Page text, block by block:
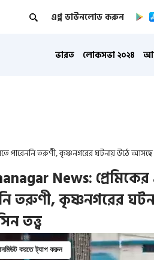
এপ্প ডাউনলোড করুন
ভারত লোকসভা ২০২৪
পারেননি তরুণী, কৃষ্ণনগরের ঘটনায় উঠে আসছে
News:
তরুণী, কৃষ্ণনগরের
তত্ত্ব
করতে ট্যাপ করুন